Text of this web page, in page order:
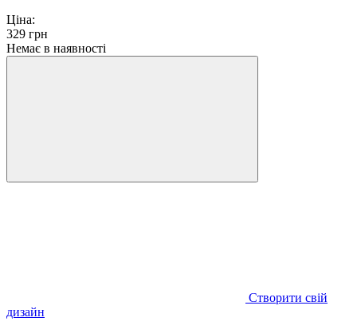
Ціна:
329 грн
Немає в наявності
Створити свій
дизайн